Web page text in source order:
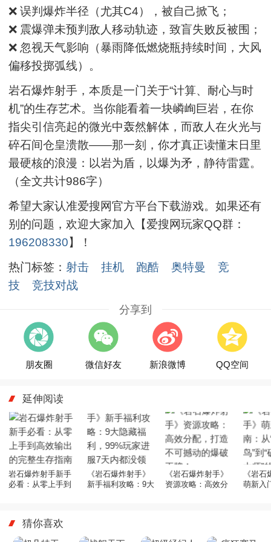
❌ 误判爆炸半径（尤其C4），被自己掀飞；
❌ 震爆弹未预判敌人移动轨迹，致盲失败反被围；
❌ 忽视天气影响（暴雨降低燃烧瓶持续时间，大风
偏移投掷弧线）。
岩石爆炸射手，本质是一门关于“计算、耐心与时
机”的生存艺术。当你能看着一块嶙峋巨岩，在你
指尖引信亮起的微光中轰然解体，而敌人在火光与
碎石间仓皇溃散——那一刻，你才真正读懂末日里
最硬核的浪漫：以岩为盾，以爆为矛，静待雷霆。
（全文共计986字）
希望大家认准爱搜网官方平台下载游戏。如果还有
别的问题，欢迎大家加入【爱搜网玩家QQ群：
196208330】！
热门标签： 射击 挂机 跑酷 奥特曼
竞
技
竞技对战
分享到
朋友圈 微信好友 新浪微博 QQ空间
延伸阅读
岩石爆炸射手新手
必看：从零上手到
《岩石爆炸射手》
新手福利攻略：9大
《岩石爆炸射手》
资源攻略：高效分
《岩
萌新入
猜你喜欢